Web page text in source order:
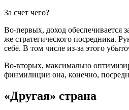
За счет чего?
Во-первых, доход обеспечивается
же стратегического посредника.
себе. В том числе из-за этого
Во-вторых, максимально
финмилиции она, конечно,
«Другая» страна